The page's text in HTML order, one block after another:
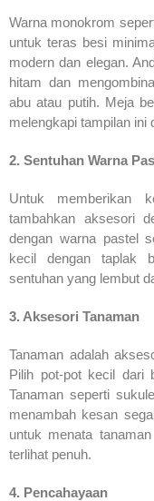
Warna monokrom
untuk teras besi
modern dan elegan.
hitam dan
abu atau putih. Meja
melengkapi tampilan ini
2. Sentuhan Warna
Untuk memberikan
tambahkan aksesori
dengan warna pastel
kecil dengan taplak
sentuhan yang lembut
3. Aksesori Tanaman
Tanaman adalah
Pilih pot-pot kecil dari
Tanaman seperti
menambah kesan
untuk menata
terlihat penuh.
4. Pencahayaan